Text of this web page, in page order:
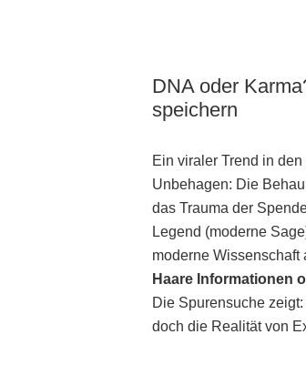
DNA oder
speichern
Ein viraler Trend in
Unbehagen: Die
das Trauma der
Legend (moderne
moderne Wissenschaft
Haare Informationen
Die Spurensuche
doch die Realität von